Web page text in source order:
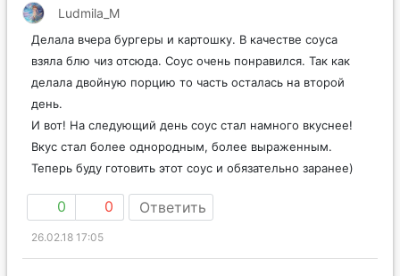
Ludmila_M
Делала вчера бургеры и картошку. В качестве соуса
взяла блю чиз отсюда. Соус очень понравился. Так как
делала двойную порцию то часть осталась на второй
день.
И вот! На следующий день соус стал намного вкуснее!
Вкус стал более однородным, более выраженным.
Теперь буду готовить этот соус и обязательно заранее)
0 0 Ответить
26.02.18 17:05